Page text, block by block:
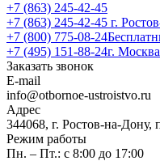
+7 (863) 245-42-45
+7 (863) 245-42-45 г.
+7 (800) 775-08-24
+7 (495) 151-88-24г. Москва
Заказать звонок
E-mail
info@otbornoe-ustroistvo.ru
Адрес
344068, г. Ростов-на-
Режим работы
Пн. – Пт.: с 8:00 до 17:00